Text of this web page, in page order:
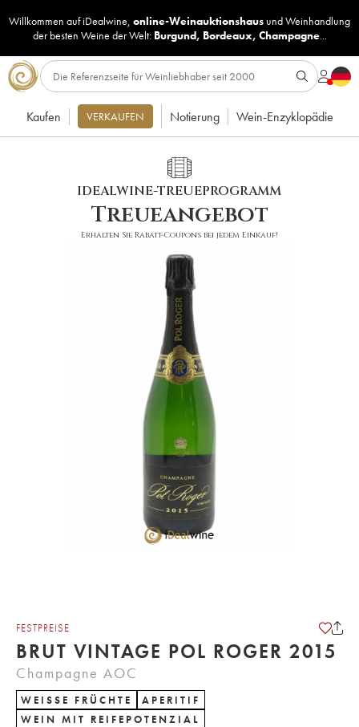
Willkommen auf iDealwine, online-Weinauktionshaus undWeinhandlung
der besten Weine der Welt: Burgund, Bordeaux, Champagne...
Kaufen VERKAUFEN Notierung Wein-Enzyklopädie
IDEALWINE-TREUEPROGRAMM
Treueangebot
Erhalten Sie Rabatt-Coupons bei jedem Einkauf!
FESTPREISE
BRUT VINTAGE POL ROGER 2015
Champagne AOC
WEISSE FRÜCHTE
APERITIF
WEIN MIT REIFEPOTENZIAL